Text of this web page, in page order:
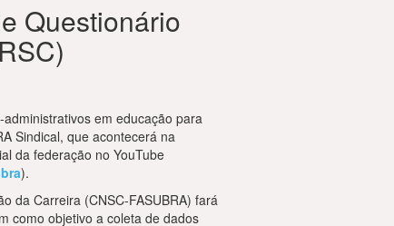
Questionário
em educação para
Sindical, que acontecerá na
da federação no YouTube
).
da Carreira (CNSC-FASUBRA) fará
como objetivo a coleta de dados